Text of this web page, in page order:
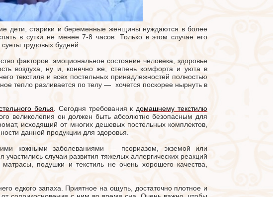
дети, старики и беременные женщины нуждаются в более
в сутки не менее 7-8 часов. Только в этом случае его
трудовых будней.
факторов: эмоциональное состояние человека, здоровье
воздуха, ну и, конечно же, степень комфорта и уюта в
текстиля и всех постельных принадлежностей полностью
тепло разливается по телу — хочется поскорее нырнуть в
белья Сегодня требования к домашнему текстилю
великолепия он должен быть абсолютно безопасным для
исходящий от многих дешевых постельных комплектов,
данной продукции для здоровья.
кожными заболеваниями — псориазом, экземой или
случаи развития тяжелых аллергических реакций
подушки и текстиль не очень хорошего качества,
едкого запаха. Приятное на ощупь, достаточно плотное и